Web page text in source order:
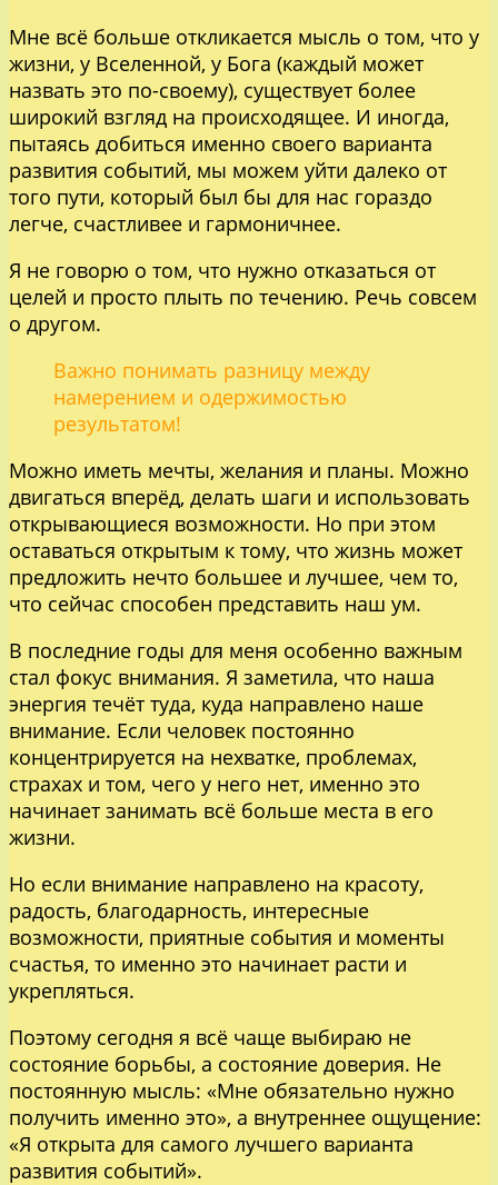
Мне всё больше откликается мысль о том, что у
жизни, у Вселенной, у Бога (каждый может
назвать это по-своему), существует более
широкий взгляд на происходящее. И иногда,
пытаясь добиться именно своего варианта
развития событий, мы можем уйти далеко от
того пути, который был бы для нас гораздо
легче, счастливее и гармоничнее.
Я не говорю о том, что нужно отказаться от
целей и просто плыть по течению. Речь совсем
о другом.
Важно понимать разницу между
намерением и одержимостью
результатом!
Можно иметь мечты, желания и планы. Можно
двигаться вперёд, делать шаги и использовать
открывающиеся возможности. Но при этом
оставаться открытым к тому, что жизнь может
предложить нечто большее и лучшее, чем то,
что сейчас способен представить наш ум.
В последние годы для меня особенно важным
стал фокус внимания. Я заметила, что наша
энергия течёт туда, куда направлено наше
внимание. Если человек постоянно
концентрируется на нехватке, проблемах,
страхах и том, чего у него нет, именно это
начинает занимать всё больше места в его
жизни.
Но если внимание направлено на красоту,
радость, благодарность, интересные
возможности, приятные события и моменты
счастья, то именно это начинает расти и
укрепляться.
Поэтому сегодня я всё чаще выбираю не
состояние борьбы, а состояние доверия. Не
постоянную мысль: «Мне обязательно нужно
получить именно это», а внутреннее ощущение:
«Я открыта для самого лучшего варианта
развития событий».